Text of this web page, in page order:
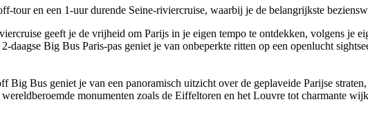
tour en een 1-uur durende Seine-riviercruise, waarbij je de belangrijkste
geeft je de vrijheid om Parijs in je eigen tempo te ontdekken, volgens je
Big Bus Paris-pas geniet je van onbeperkte ritten op een openlucht
Big Bus geniet je van een panoramisch uitzicht over de geplaveide Parijse
monumenten zoals de Eiffeltoren en het Louvre tot charmante